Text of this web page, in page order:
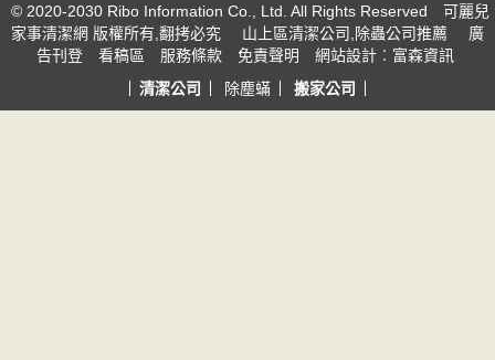
© 2020-2030 Ribo Information Co., Ltd. All Rights Reserved
可麗兒
家事清潔網 版權所有,翻拷必究
山上區清潔公司,除蟲公司推薦
廣
告刊登
看稿區 服務條款 免責聲明 網站設計︰富森資訊
清潔公司
除塵蟎 搬家公司